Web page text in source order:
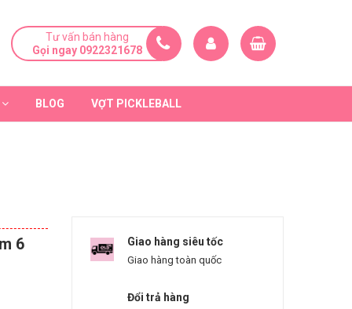
Tư vấn bán hàng
Gọi ngay 0922321678
BLOG VỢT PICKLEBALL
6
Giao hàng siêu tốc
Giao hàng toàn quốc
Đổi trả hàng